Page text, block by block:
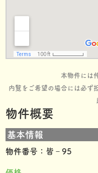
本物件には
内覧をご希望の場合には必ず
物件概要
基本情報
物件番号：皆‐95